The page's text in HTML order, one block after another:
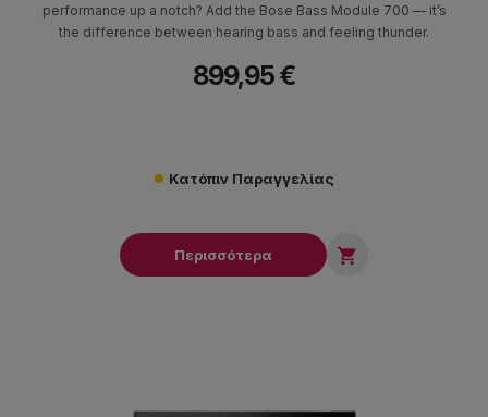
performance up a notch? Add the Bose Bass Module 700 — it’s
the difference between hearing bass and feeling thunder.
899,95 €
Κατόπιν Παραγγελίας
Περισσότερα 